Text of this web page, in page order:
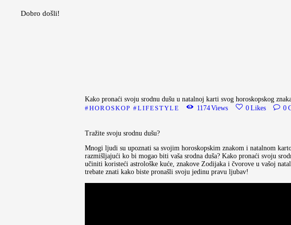
Dobro došli!
Moda
Kako pronaći svoju srodnu dušu u natalnoj karti svog horoskopskog
HOROSKOP
LIFESTYLE 1174Views 0 Likes 0
Tražite svoju srodnu dušu?
Mnogi ljudi su upoznati sa svojim horoskopskim znakom i natalnom
razmišljajući ko bi mogao biti vaša srodna duša? Kako pronaći svoju
učiniti koristeći astrološke kuće, znakove Zodijaka i čvorove u vašoj
trebate znati kako biste pronašli svoju jedinu pravu ljubav!